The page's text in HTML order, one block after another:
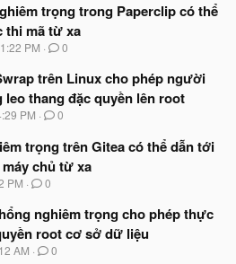
trọng trong Paperclip có thể
thi mã từ xa
PM 0
trên Linux cho phép người
thang đặc quyền lên root
PM 0
trọng trên Gitea có thể dẫn tới
chủ từ xa
PM 0
nghiêm trọng cho phép thực
root cơ sở dữ liệu
AM 0